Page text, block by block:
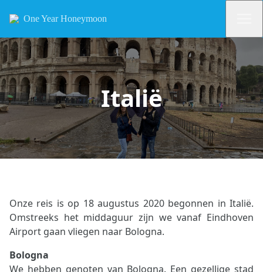
One Year Honeymoon
Italië
Onze reis is op 18 augustus 2020 begonnen in Italië.
Omstreeks het middaguur zijn we vanaf Eindhoven
Airport gaan vliegen naar Bologna.
Bologna
We hebben genoten van Bologna. Een gezellige stad